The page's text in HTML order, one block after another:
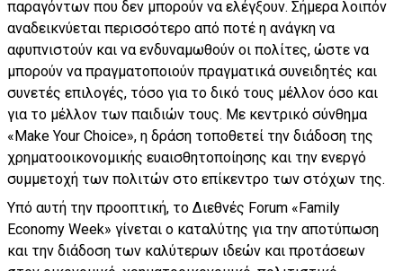
παραγόντων που δεν μπορούν να ελέγξουν. Σήμερα λοιπόν
αναδεικνύεται περισσότερο από ποτέ η ανάγκη να
αφυπνιστούν και να ενδυναμωθούν οι πολίτες, ώστε να
μπορούν να πραγματοποιούν πραγματικά συνειδητές και
συνετές επιλογές, τόσο για το δικό τους μέλλον όσο και
για το μέλλον των παιδιών τους. Με κεντρικό σύνθημα
«Make Your Choice», η δράση τοποθετεί την διάδοση της
χρηματοοικονομικής ευαισθητοποίησης και την ενεργό
συμμετοχή των πολιτών στο επίκεντρο των στόχων της.
Υπό αυτή την προοπτική, το Διεθνές Forum «Family
Economy Week» γίνεται ο καταλύτης για την αποτύπωση
και την διάδοση των καλύτερων ιδεών και προτάσεων